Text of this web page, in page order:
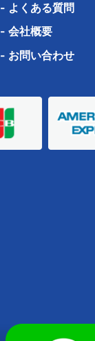
- よくある質問
-会社概要
- お問い合わせ